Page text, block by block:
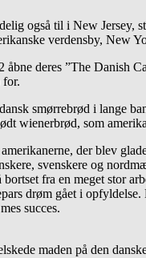
også til i New Jersey,
verdensby, New
åbne deres ”The Danish
for.
smørrebrød i lange
wienerbrød, som
der blev
svenskere og
fra en meget stor
drøm gået i opfyldelse.
succes.
maden på den